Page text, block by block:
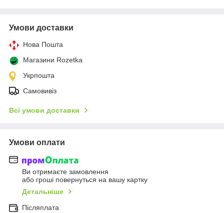
Умови доставки
Нова Пошта
Магазини Rozetka
Укрпошта
Самовивіз
Всі умови доставки
Умови оплати
Ви отримаєте замовлення
або гроші повернуться на вашу картку
Детальніше
Післяплата